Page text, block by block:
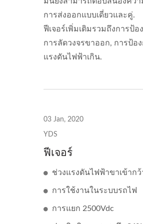
การส่งออกแบบเดี่ยวและคู่.
ฟีเจอร์เพิ่มเติมรวมถึงการป้
การลัดวงจรขาออก, การป้อ
แรงดันไฟฟ้าเกิน.
03 Jan, 2020
YDS
ฟีเจอร์
ช่วงแรงดันไฟฟ้าขาเข้ากว้
การใช้งานในระบบรถไฟ
การแยก 2500Vdc